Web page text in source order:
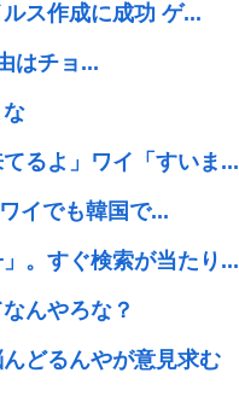
ス作成に成功 ゲ...
はチョ...
るよ」ワイ「すいま...
イでも韓国で...
。すぐ検索が当たり...
んやろな？
どるんやが意見求む